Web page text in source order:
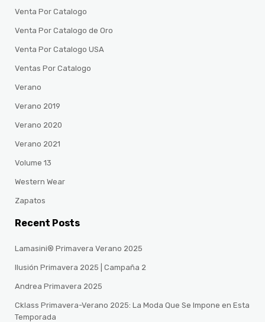
Venta Por Catalogo
Venta Por Catalogo de Oro
Venta Por Catalogo USA
Ventas Por Catalogo
Verano
Verano 2019
Verano 2020
Verano 2021
Volume 13
Western Wear
Zapatos
Recent Posts
Lamasini® Primavera Verano 2025
Ilusión Primavera 2025 | Campaña 2
Andrea Primavera 2025
Cklass Primavera-Verano 2025: La Moda Que Se Impone en Esta
Temporada